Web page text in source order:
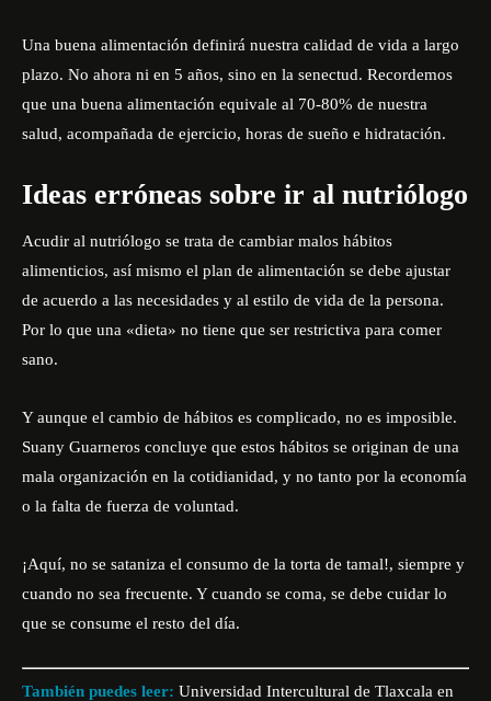
Una buena alimentación definirá nuestra calidad de vida a largo
plazo. No ahora ni en 5 años, sino en la senectud. Recordemos
que una buena alimentación equivale al 70-80% de nuestra
salud, acompañada de ejercicio, horas de sueño e hidratación.
Ideas erróneas sobre ir al nutriólogo
Acudir al nutriólogo se trata de cambiar malos hábitos
alimenticios, así mismo el plan de alimentación se debe ajustar
de acuerdo a las necesidades y al estilo de vida de la persona.
Por lo que una «dieta» no tiene que ser restrictiva para comer
sano.
Y aunque el cambio de hábitos es complicado, no es imposible.
Suany Guarneros concluye que estos hábitos se originan de una
mala organización en la cotidianidad, y no tanto por la economía
o la falta de fuerza de voluntad.
¡Aquí, no se sataniza el consumo de la torta de tamal!, siempre y
cuando no sea frecuente. Y cuando se coma, se debe cuidar lo
que se consume el resto del día.
También puedes leer: Universidad Intercultural de Tlaxcala en